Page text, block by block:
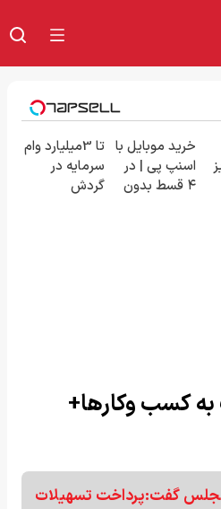
خرید موبایل با
اسنپ پی | در
۴ قسط بدون
تا 3میلیارد وام
سرمایه در
گردش
کسب وکار‌ها+
گفت:پرداخت تسهیلات